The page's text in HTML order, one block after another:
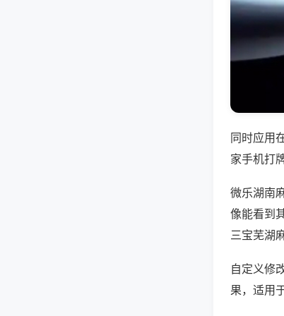
同时应用
家手机打
微乐湖南
像能看到
三宝芜湖
自定义修
果，适用